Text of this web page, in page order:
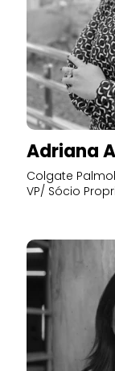
Adriana
Colgate
VP/ Sócio